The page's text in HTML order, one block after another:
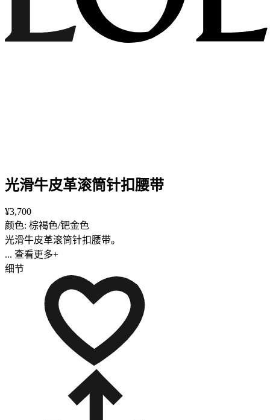
光滑牛皮革滚筒针扣腰带
¥3,700
颜色: 棕褐色/钯金色
光滑牛皮革滚筒针扣腰带。
... 查看更多+
细节